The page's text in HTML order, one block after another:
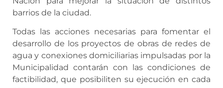
barrios de la ciudad.
Todas las acciones necesarias para fomentar el
desarrollo de los proyectos de obras de redes de
agua y conexiones domiciliarias impulsadas por la
Municipalidad contarán con las condiciones de
factibilidad, que posibiliten su ejecución en cada